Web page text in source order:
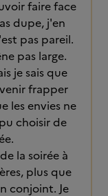
faire face
dupe, j'en
pas pareil.
pas large.
je sais que
frapper
les envies ne
choisir de
la soirée à
plus que
conjoint. Je